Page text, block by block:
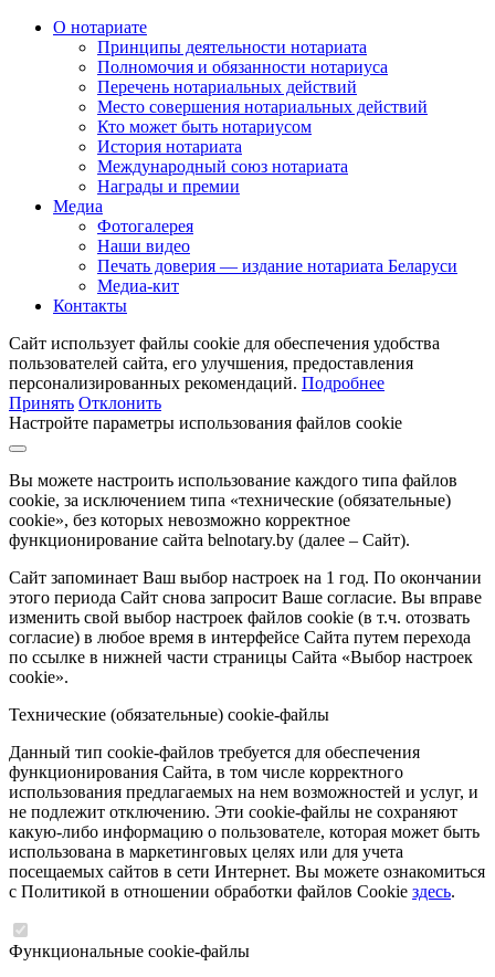
О нотариате
Принципы деятельности нотариата
Полномочия и обязанности нотариуса
Перечень нотариальных действий
Место совершения нотариальных действий
Кто может быть нотариусом
История нотариата
Международный союз нотариата
Награды и премии
Медиа
Фотогалерея
Наши видео
Печать доверия — издание нотариата Беларуси
Медиа-кит
Контакты
Сайт использует файлы cookie для обеспечения удобства
пользователей сайта, его улучшения, предоставления
персонализированных рекомендаций. Подробнее
Принять Отклонить
Настройте параметры использования файлов cookie
Вы можете настроить использование каждого типа файлов
cookie, за исключением типа «технические (обязательные)
cookie», без которых невозможно корректное
функционирование сайта belnotary.by (далее – Сайт).
Сайт запоминает Ваш выбор настроек на 1 год. По окончании
этого периода Сайт снова запросит Ваше согласие. Вы вправе
изменить свой выбор настроек файлов cookie (в т.ч. отозвать
согласие) в любое время в интерфейсе Сайта путем перехода
по ссылке в нижней части страницы Сайта «Выбор настроек
cookie».
Технические (обязательные) cookie-файлы
Данный тип cookie-файлов требуется для обеспечения
функционирования Сайта, в том числе корректного
использования предлагаемых на нем возможностей и услуг, и
не подлежит отключению. Эти cookie-файлы не сохраняют
какую-либо информацию о пользователе, которая может быть
использована в маркетинговых целях или для учета
посещаемых сайтов в сети Интернет. Вы можете ознакомиться
с Политикой в отношении обработки файлов Cookie здесь.
Функциональные cookie-файлы